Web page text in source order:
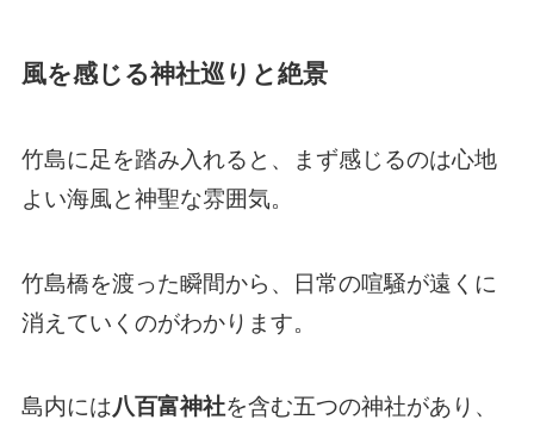
風を感じる神社巡りと絶景
竹島に足を踏み入れると、まず感じるのは心地
よい海風と神聖な雰囲気。
竹島橋を渡った瞬間から、日常の喧騒が遠くに
消えていくのがわかります。
島内には八百富神社を含む五つの神社があり、